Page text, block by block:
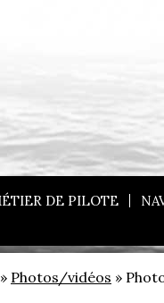
DE PILOTE
» Photos/vidéos »